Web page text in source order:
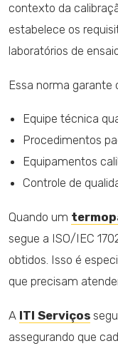
contexto da
estabelece os
laboratórios de
Essa norma garante
Equipe técnica
Procedimentos
Equipamentos
Controle de
Quando um
segue a ISO/IEC
obtidos. Isso é
que precisam
A ITI Serviços
assegurando que